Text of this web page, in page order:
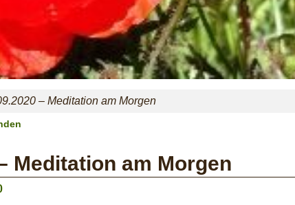
– Meditation am Morgen
Meditation am Morgen